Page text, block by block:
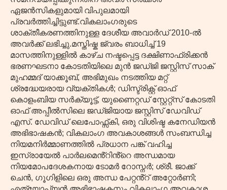
ഏജൻസികളുമായി വിപുലമായി
പ്രവർത്തിച്ചിട്ടുണ്ട്.വികലാംഗരുടെ
ശാക്തീകരണത്തിനുള്ള ദേശീയ അവാർഡ് 2010-ൽ
അവർക്ക് ലഭിച്ചു.മസ്തിഷ്ക ജ്വരം ബാധിച്ച് 19
മാസത്തിനുള്ളിൽ കാഴ്ച നഷ്ടപ്പെട്ട ദക്ഷിണാഫ്രിക്കൻ
ഭരണഘടനാ കോടതിയിലെ മുൻ ജഡ്ജി ജസ്റ്റിസ് സാക്
മുഹമ്മദ് യാക്കൂബ്, അഭിമുഖം നടത്തിയ മറ്റ്
ശ്രദ്ധേയരായ വ്യക്തികൾ; ഡിസ്ട്രിക്റ്റ് ഓഫ്
കൊളംബിയ സർക്യൂട്ട്, യുണൈറ്റഡ് സ്റ്റേറ്റ്സ് കോടതി
ഓഫ് അപ്പീൽസിലെ ജഡ്ജിയായ ജസ്റ്റിസ് ഡേവിഡ്
എസ്. ഡേവിഡ് ലെപോഫ്സ്കി, ഒരു വിശിഷ്ട കനേഡിയൻ
അഭിഭാഷകൻ; വികലാംഗ അവകാശങ്ങൾ സംബന്ധിച്ച
നിയമനിർമ്മാണത്തിൽ പ്രധാന പങ്ക് വഹിച്ച
ഇസ്രായേൽ പാർലമെൻ്റിൻ്റെ അന്ധമായ
നിയമോപദേശകനായ ടോമർ റോസ്നർ; ശ്രീ. ജാക്ക്
ചെൻ, ഗൂഗിളിലെ ഒരു അന്ധ പേറ്റൻ്റ് അറ്റോർണി;